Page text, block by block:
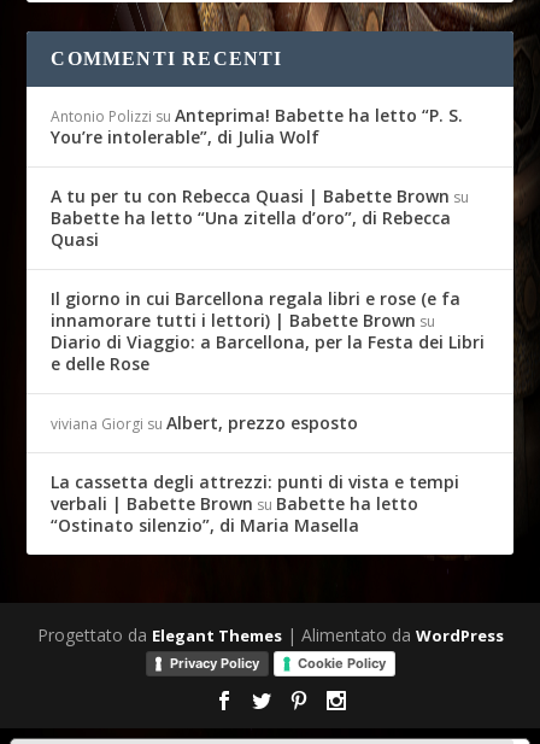
COMMENTI RECENTI
Antonio Polizzi suAnteprima! Babette ha letto “P. S.
You’re intolerable”, di Julia Wolf
A tu per tu con Rebecca Quasi | Babette Brown su
Babette ha letto “Una zitella d’oro”, di Rebecca
Quasi
Il giorno in cui Barcellona regala libri e rose (e fa
innamorare tutti i lettori) | Babette Brown su
Diario di Viaggio: a Barcellona, per la Festa dei Libri
e delle Rose
viviana Giorgi suAlbert, prezzo esposto
La cassetta degli attrezzi: punti di vista e tempi
verbali | Babette Brown su Babette ha letto
“Ostinato silenzio”, di Maria Masella
Progettato da Elegant Themes| Alimentato da WordPress
Privacy Policy Cookie Policy